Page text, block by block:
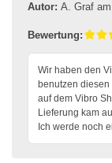
Autor: A. Graf
Bewertung:
Wir haben den
benutzen
auf dem Vibro
Lieferung kam
Ich werde noch